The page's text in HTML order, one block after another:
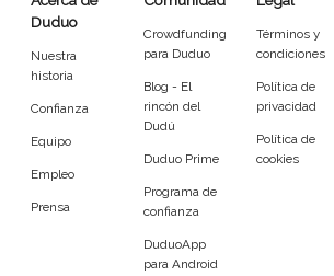
Entrenador
Tipo de atención
Yoga
Tenis
Pilates
Duduo
Nuestra
historia
Confianza
Equipo
Empleo
Prensa
Crowdfunding
para Duduo
Blog - El
rincón del
Dudú
Duduo Prime
Programa de
confianza
DuduoApp
para Android
Términos y
condiciones
Política de
privacidad
Política de
cookies